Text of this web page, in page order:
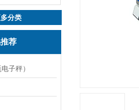
分类
荐
子秤）